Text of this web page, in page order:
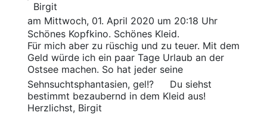
Birgit
am Mittwoch, 01. April 2020 um 20:18 Uhr
Schönes Kopfkino. Schönes Kleid.
Für mich aber zu rüschig und zu teuer. Mit dem
Geld würde ich ein paar Tage Urlaub an der
Ostsee machen. So hat jeder seine
Sehnsuchtsphantasien, gel!?
Du siehst
bestimmt bezaubernd in dem Kleid aus!
Herzlichst, Birgit